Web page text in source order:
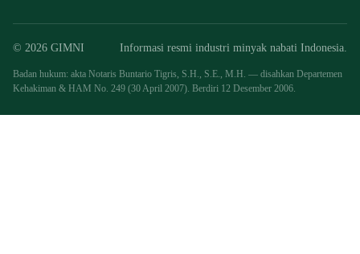
© 2026 GIMNI Informasi resmi industri minyak nabati Indonesia.
Badan hukum: akta Notaris Buntario Tigris, S.H., S.E., M.H. — disahkan Departemen
Kehakiman & HAM No. 249 (30 April 2007). Berdiri 12 Desember 2006.